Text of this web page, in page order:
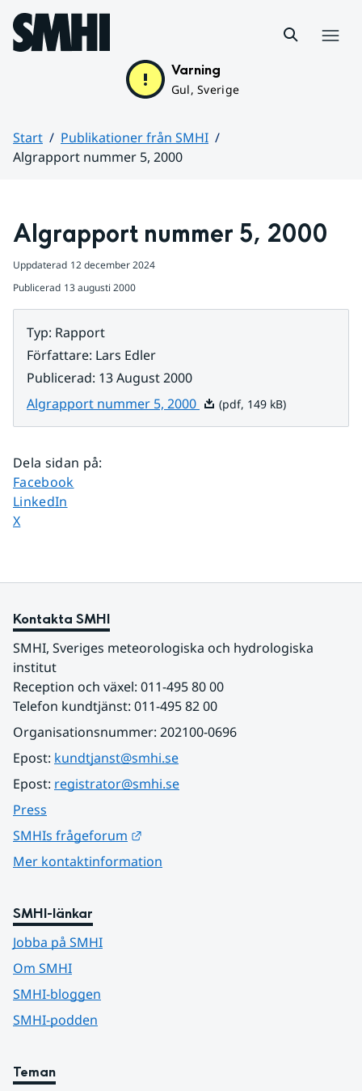
Hoppa till sidans innehåll
Varning
Gul, Sverige
Start
Publikationer från SMHI
Algrapport nummer 5, 2000
Algrapport nummer 5, 2000
Uppdaterad 12 december 2024
Publicerad 13 augusti 2000
Typ: Rapport
Författare: Lars Edler
Publicerad: 13 August 2000
Algrapport nummer 5, 2000 Pdf, 149 kB.
(pdf, 149 kB)
Dela sidan på:
Dela sidan på
Facebook
Dela sidan på
LinkedIn
Dela sidan på
X
Kontakta SMHI
SMHI, Sveriges meteorologiska och hydrologiska
institut
Reception och växel: 011-495 80 00
Telefon kundtjänst: 011-495 82 00
Organisationsnummer: 202100-0696
Epost: kundtjanst@smhi.se
Epost: registrator@smhi.se
Press
SMHIs frågeforum
Mer kontaktinformation
SMHI-länkar
Jobba på SMHI
Om SMHI
SMHI-bloggen
SMHI-podden
Teman